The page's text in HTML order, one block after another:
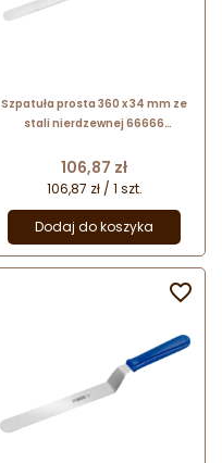
Szpatuła prosta 360 x 34 mm ze
stali nierdzewnej 66666
Cena
106,87 zł
106,87 zł / 1 szt.
Dodaj do koszyka
